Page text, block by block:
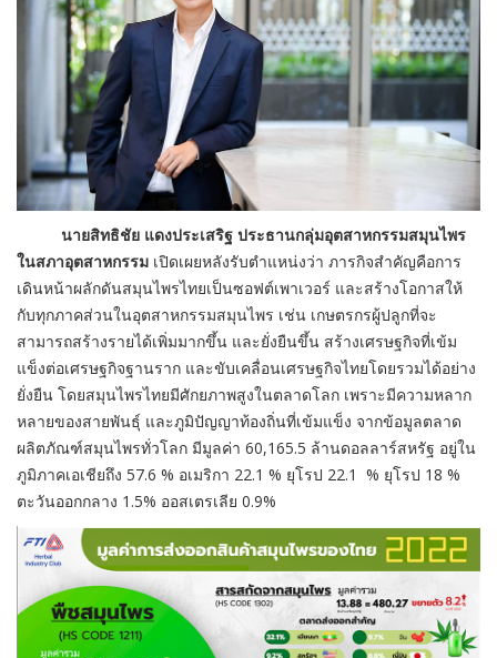
นายสิทธิชัย แดงประเสริฐ ประธานกลุ่มอุตสาหกรรมสมุนไพร
ในสภาอุตสาหกรรม เปิดเผยหลังรับตำแหน่งว่า ภารกิจสำคัญคือการ
เดินหน้าผลักดันสมุนไพรไทยเป็นซอฟต์เพาเวอร์ และสร้างโอกาสให้
กับทุกภาคส่วนในอุตสาหกรรมสมุนไพร เช่น เกษตรกรผู้ปลูกที่จะ
สามารถสร้างรายได้เพิ่มมากขึ้น และยั่งยืนขึ้น สร้างเศรษฐกิจที่เข้ม
แข็งต่อเศรษฐกิจฐานราก และขับเคลื่อนเศรษฐกิจไทยโดยรวมได้อย่าง
ยั่งยืน โดยสมุนไพรไทยมีศักยภาพสูงในตลาดโลก เพราะมีความหลาก
หลายของสายพันธุ์ และภูมิปัญญาท้องถิ่นที่เข้มแข็ง จากข้อมูลตลาด
ผลิตภัณฑ์สมุนไพรทั่วโลก มีมูลค่า 60,165.5 ล้านดอลลาร์สหรัฐ อยู่ใน
ภูมิภาคเอเชียถึง 57.6 % อเมริกา 22.1 % ยุโรป 22.1 % ยุโรป 18 %
ตะวันออกกลาง 1.5% ออสเตรเลีย 0.9%